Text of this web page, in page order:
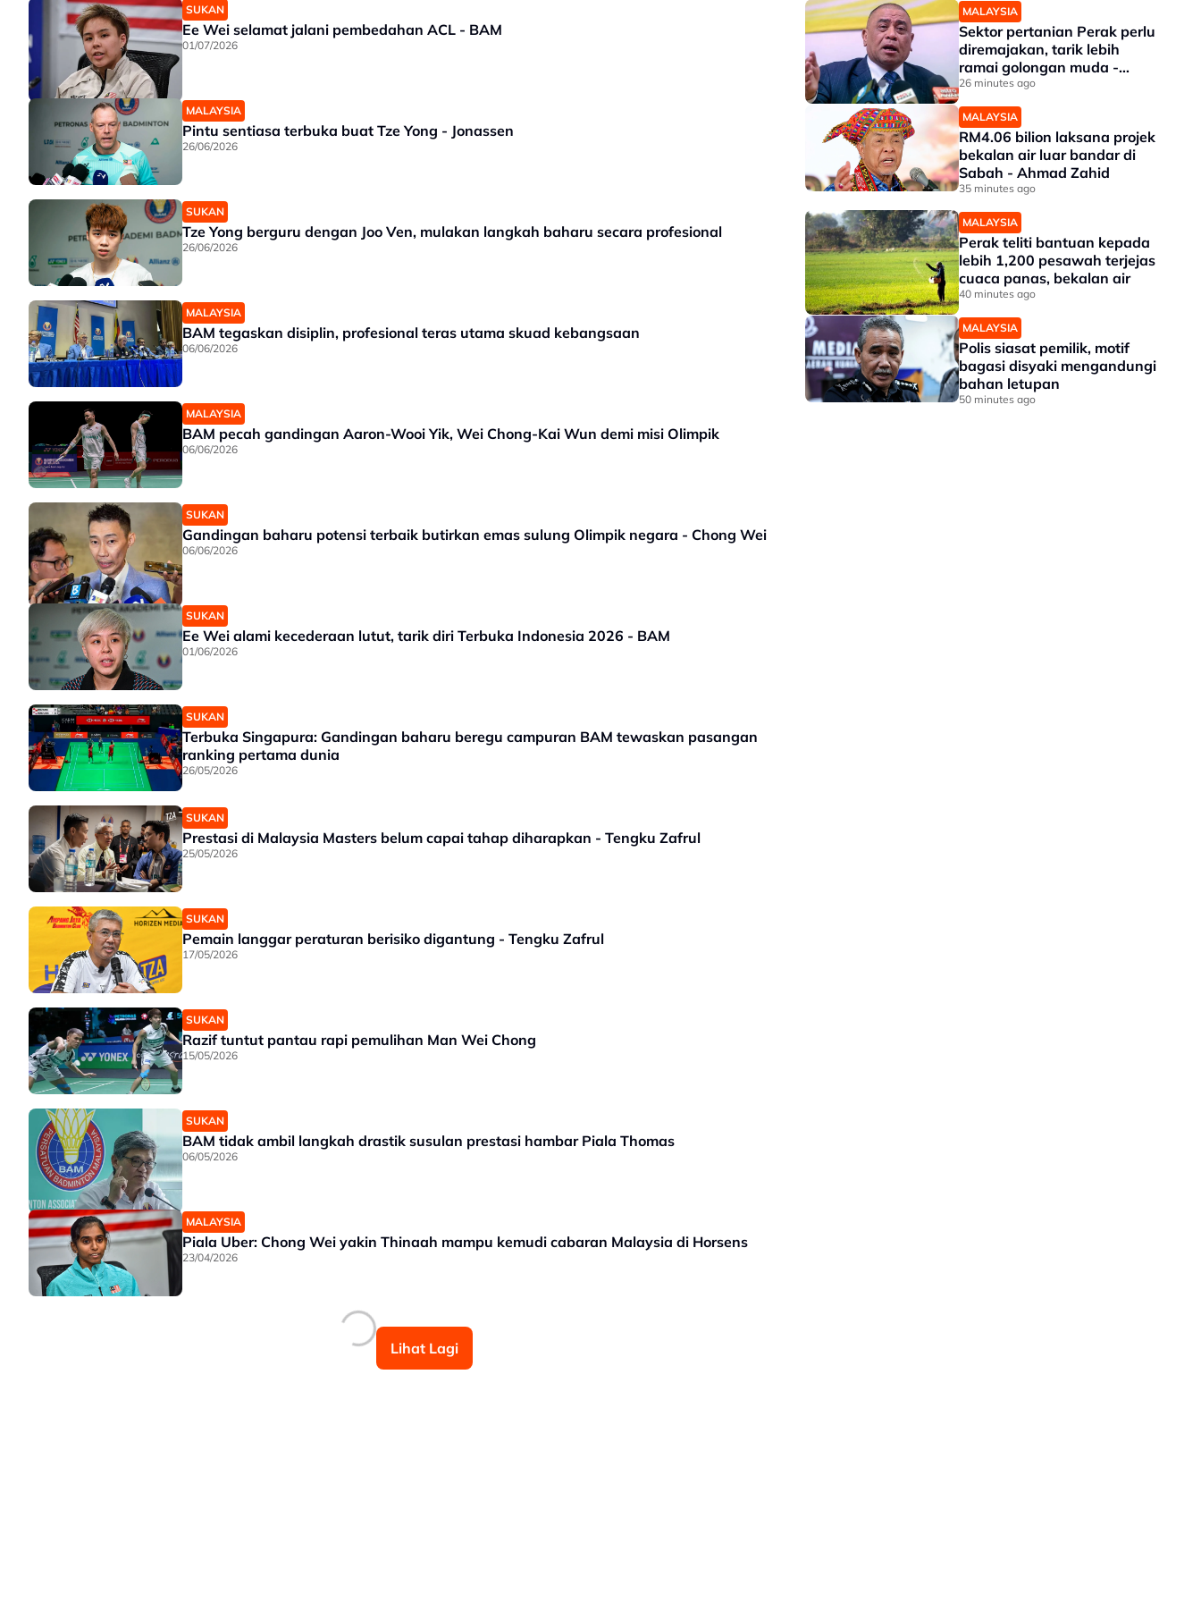
SUKAN
Ee Wei selamat jalani pembedahan ACL - BAM
01/07/2026
MALAYSIA
Pintu sentiasa terbuka buat Tze Yong - Jonassen
26/06/2026
SUKAN
Tze Yong berguru dengan Joo Ven, mulakan langkah baharu secara profesional
26/06/2026
MALAYSIA
BAM tegaskan disiplin, profesional teras utama skuad kebangsaan
06/06/2026
MALAYSIA
BAM pecah gandingan Aaron-Wooi Yik, Wei Chong-Kai Wun demi misi Olimpik
06/06/2026
SUKAN
Gandingan baharu potensi terbaik butirkan emas sulung Olimpik negara - Chong Wei
06/06/2026
SUKAN
Ee Wei alami kecederaan lutut, tarik diri Terbuka Indonesia 2026 - BAM
01/06/2026
SUKAN
Terbuka Singapura: Gandingan baharu beregu campuran BAM tewaskan pasangan
ranking pertama dunia
26/05/2026
SUKAN
Prestasi di Malaysia Masters belum capai tahap diharapkan - Tengku Zafrul
25/05/2026
SUKAN
Pemain langgar peraturan berisiko digantung - Tengku Zafrul
17/05/2026
SUKAN
Razif tuntut pantau rapi pemulihan Man Wei Chong
15/05/2026
SUKAN
BAM tidak ambil langkah drastik susulan prestasi hambar Piala Thomas
06/05/2026
MALAYSIA
Piala Uber: Chong Wei yakin Thinaah mampu kemudi cabaran Malaysia di Horsens
23/04/2026
Lihat Lagi
MALAYSIA
Sektor pertanian Perak perlu
diremajakan, tarik lebih
ramai golongan muda -
Saarani
26 minutes ago
MALAYSIA
RM4.06 bilion laksana projek
bekalan air luar bandar di
Sabah - Ahmad Zahid
35 minutes ago
MALAYSIA
Perak teliti bantuan kepada
lebih 1,200 pesawah terjejas
cuaca panas, bekalan air
40 minutes ago
MALAYSIA
Polis siasat pemilik, motif
bagasi disyaki mengandungi
bahan letupan
50 minutes ago